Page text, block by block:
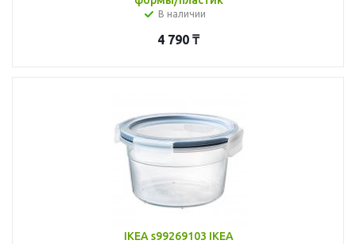
В наличии
4 790 ₸
IKEA s99269103 IKEA